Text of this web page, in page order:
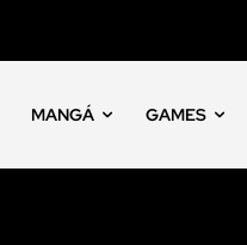
MANGÁ GAMES